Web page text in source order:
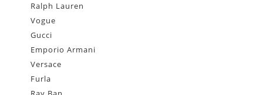
Ralph Lauren
Vogue
Gucci
Emporio Armani
Versace
Furla